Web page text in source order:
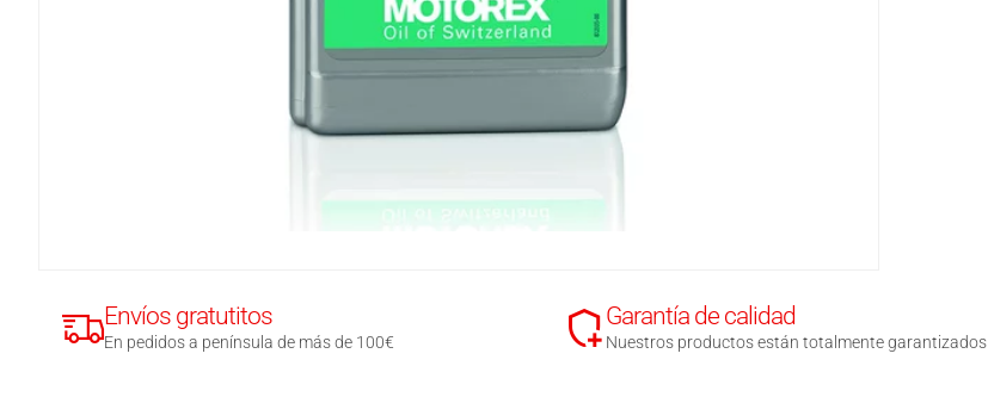
Envíos gratutitos
En pedidos a península de más de 100€
Garantía de calidad
Nuestros productos están totalmente garantizados